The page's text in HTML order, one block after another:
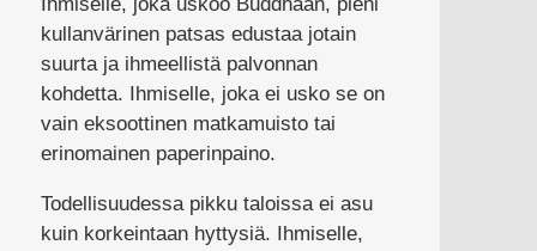
Ihmiselle, joka uskoo Buddhaan, pieni
kullanvärinen patsas edustaa jotain
suurta ja ihmeellistä palvonnan
kohdetta. Ihmiselle, joka ei usko se on
vain eksoottinen matkamuisto tai
erinomainen paperinpaino.
Todellisuudessa pikku taloissa ei asu
kuin korkeintaan hyttysiä. Ihmiselle,